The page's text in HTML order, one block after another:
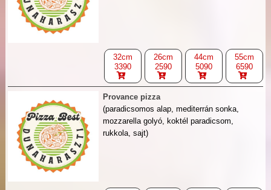
32cm
3390
26cm
2590
44cm
5090
55cm
6590
Provance pizza
(paradicsomos alap, mediterrán sonka,
mozzarella golyó, koktél paradicsom,
rukkola, sajt)